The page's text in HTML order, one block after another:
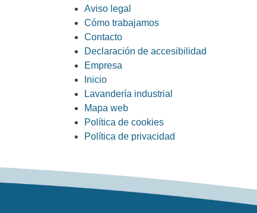
Aviso legal
Cómo trabajamos
Contacto
Declaración de accesibilidad
Empresa
Inicio
Lavandería industrial
Mapa web
Política de cookies
Política de privacidad